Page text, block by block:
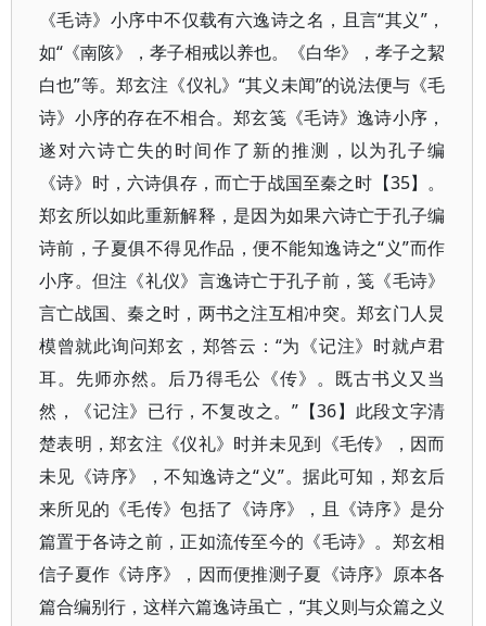
《毛诗》小序中不仅载有六逸诗之名，且言“其义”，
如“《南陔》，孝子相戒以养也。《白华》，孝子之絜
白也”等。郑玄注《仪礼》“其义未闻”的说法便与《毛
诗》小序的存在不相合。郑玄笺《毛诗》逸诗小序，
遂对六诗亡失的时间作了新的推测，以为孔子编
《诗》时，六诗俱存，而亡于战国至秦之时【35】。
郑玄所以如此重新解释，是因为如果六诗亡于孔子编
诗前，子夏俱不得见作品，便不能知逸诗之“义”而作
小序。但注《礼仪》言逸诗亡于孔子前，笺《毛诗》
言亡战国、秦之时，两书之注互相冲突。郑玄门人炅
模曾就此询问郑玄，郑答云：“为《记注》时就卢君
耳。先师亦然。后乃得毛公《传》。既古书义又当
然，《记注》已行，不复改之。”【36】此段文字清
楚表明，郑玄注《仪礼》时并未见到《毛传》，因而
未见《诗序》，不知逸诗之“义”。据此可知，郑玄后
来所见的《毛传》包括了《诗序》，且《诗序》是分
篇置于各诗之前，正如流传至今的《毛诗》。郑玄相
信子夏作《诗序》，因而便推测子夏《诗序》原本各
篇合编别行，这样六篇逸诗虽亡，“其义则与众篇之义